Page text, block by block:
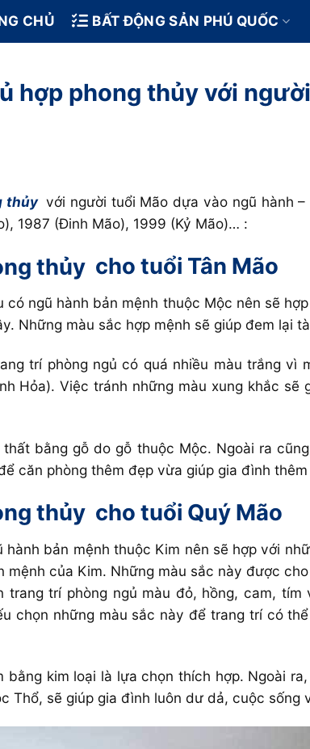
CHỦ BẤT ĐỘNG SẢN PHÚ QUỐC
hợp phong thủy với
thủy với người tuổi Mão dựa vào ngũ hành
1987 (Đinh Mão), 1999 (Kỷ Mão)… :
thủy cho tuổi Tân Mão
có ngũ hành bản mệnh thuộc Mộc nên sẽ
Những màu sắc hợp mệnh sẽ giúp đem lại
trí phòng ngủ có quá nhiều màu trắng vì
Hỏa). Việc tránh những màu xung khắc
bằng gỗ do gỗ thuộc Mộc. Ngoài ra
căn phòng thêm đẹp vừa giúp gia đình
thủy cho tuổi Quý Mão
bản mệnh thuộc Kim nên sẽ hợp với
mệnh của Kim. Những màu sắc này được
trang trí phòng ngủ màu đỏ, hồng, cam,
chọn những màu sắc này để trang trí có
kim loại là lựa chọn thích hợp. Ngoài
Thổ, sẽ giúp gia đình luôn dư dả, cuộc sống